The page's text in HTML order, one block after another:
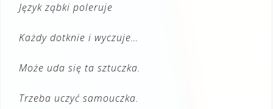
Język ząbki poleruje
Każdy dotknie i wyczuje…
Może uda się ta sztuczka.
Trzeba uczyć samouczka.